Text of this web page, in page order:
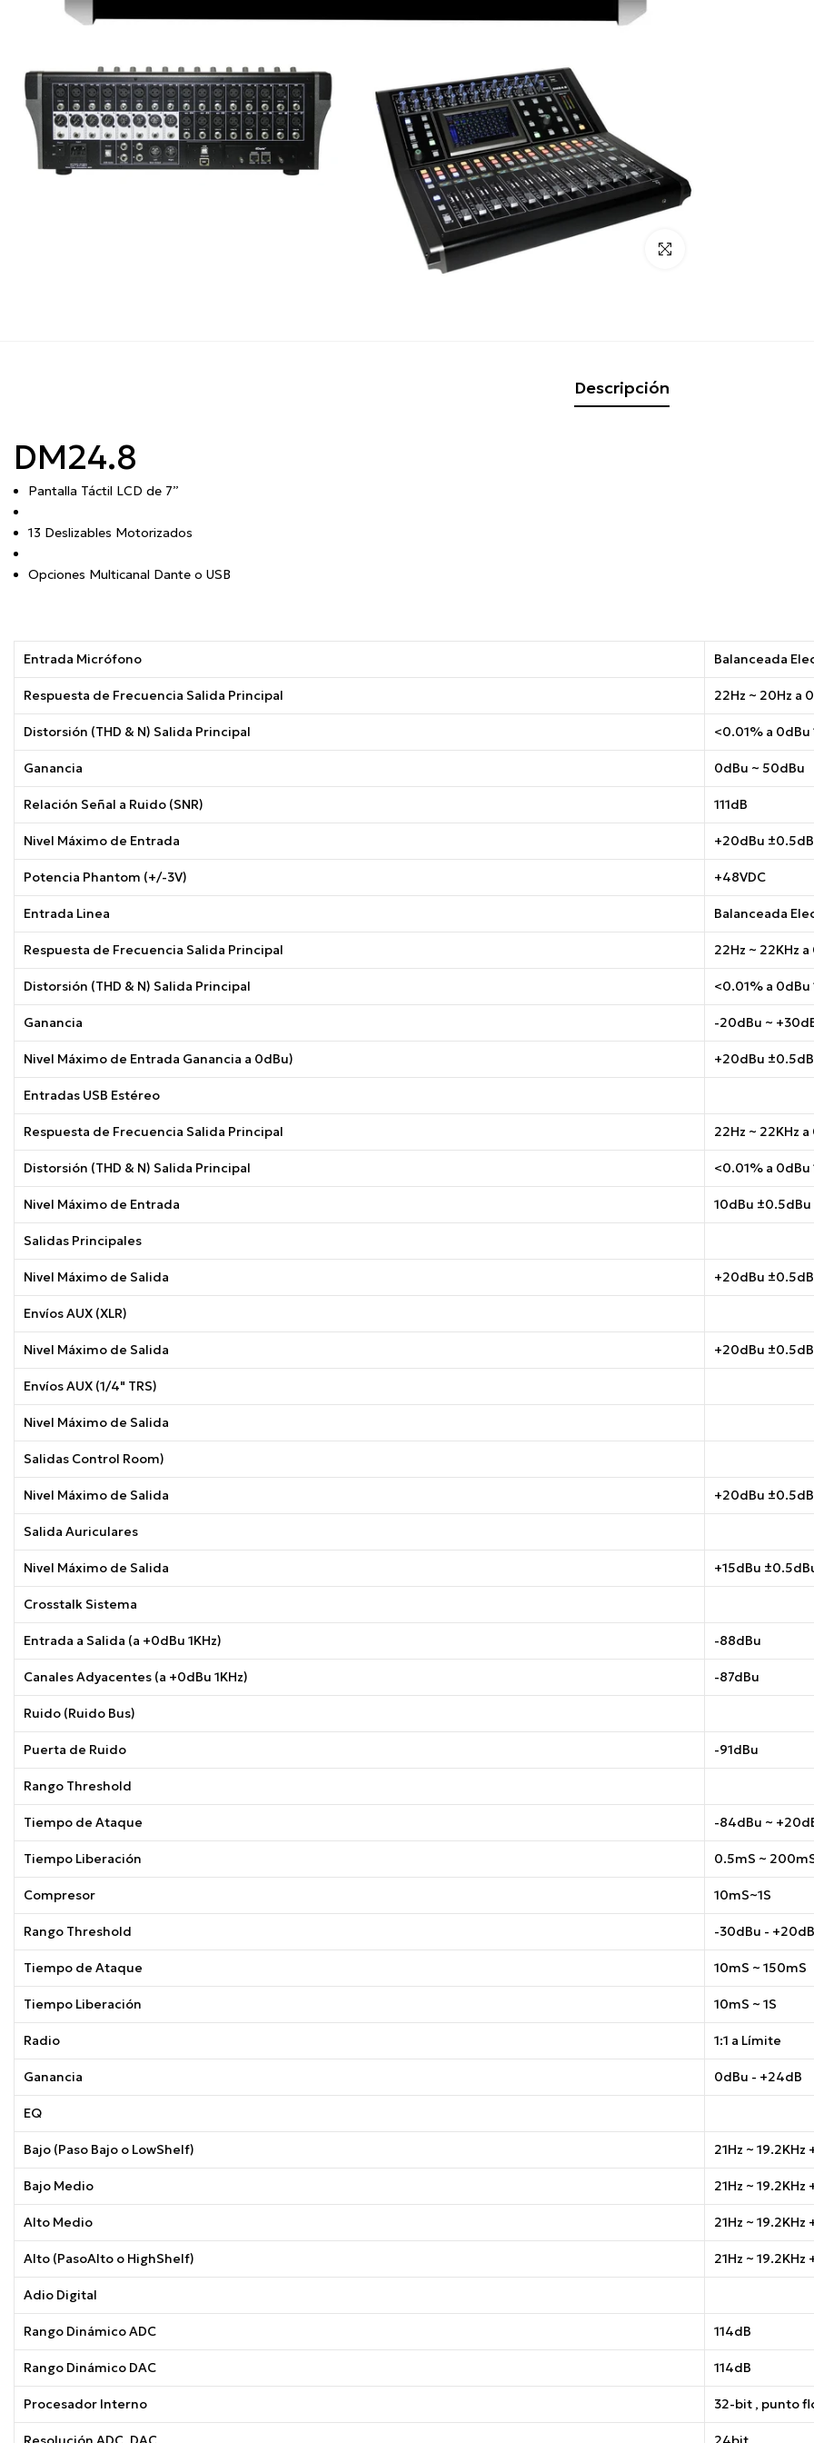
Click para alargar
Descripción
DM24.8
Pantalla Táctil LCD de 7”
13 Deslizables Motorizados
Opciones Multicanal Dante o USB
Entrada Micrófono Balanceada
Respuesta de Frecuencia Salida Principal 22Hz ~ 20Hz a
Distorsión (THD & N) Salida Principal <0.01% a 0dBu
Ganancia 0dBu ~ 50dBu
Relación Señal a Ruido (SNR) 111dB
Nivel Máximo de Entrada +20dBu
Potencia Phantom (+/-3V) +48VDC
Entrada Linea Balanceada
Respuesta de Frecuencia Salida Principal 22Hz ~ 22KHz
Distorsión (THD & N) Salida Principal <0.01% a 0dBu
Ganancia -20dBu ~
Nivel Máximo de Entrada Ganancia a 0dBu) +20dBu
Entradas USB Estéreo
Respuesta de Frecuencia Salida Principal 22Hz ~ 22KHz
Distorsión (THD & N) Salida Principal <0.01% a 0dBu
Nivel Máximo de Entrada 10dBu ±0.5dBu
Salidas Principales
Nivel Máximo de Salida +20dBu
Envíos AUX (XLR)
Nivel Máximo de Salida +20dBu
Envíos AUX (1/4" TRS)
Nivel Máximo de Salida
Salidas Control Room)
Nivel Máximo de Salida +20dBu
Salida Auriculares
Nivel Máximo de Salida +15dBu
Crosstalk Sistema
Entrada a Salida (a +0dBu 1KHz) -88dBu
Canales Adyacentes (a +0dBu 1KHz) -87dBu
Ruido (Ruido Bus)
Puerta de Ruido -91dBu
Rango Threshold
Tiempo de Ataque -84dBu ~
Tiempo Liberación 0.5mS ~
Compresor 10mS~1S
Rango Threshold -30dBu - +20dB
Tiempo de Ataque 10mS ~ 150mS
Tiempo Liberación 10mS ~ 1S
Radio 1:1 a Límite
Ganancia 0dBu - +24dB
EQ
Bajo (Paso Bajo o LowShelf) 21Hz ~
Bajo Medio 21Hz ~
Alto Medio 21Hz ~
Alto (PasoAlto o HighShelf) 21Hz ~
Adio Digital
Rango Dinámico ADC 114dB
Rango Dinámico DAC 114dB
Procesador Interno 32-bit , punto